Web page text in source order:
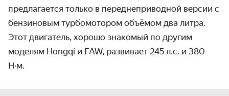
предлагается только в переднеприводной версии с
бензиновым турбомотором объёмом два литра.
Этот двигатель, хорошо знакомый по другим
моделям Hongqi и FAW, развивает 245 л.с. и 380
Н·м.